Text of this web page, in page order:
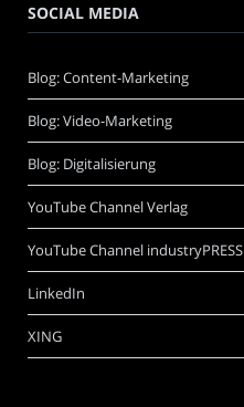
SOCIAL MEDIA
Blog: Content-Marketing
Blog: Video-Marketing
Blog: Digitalisierung
YouTube Channel Verlag
YouTube Channel industryPRESS
LinkedIn
XING